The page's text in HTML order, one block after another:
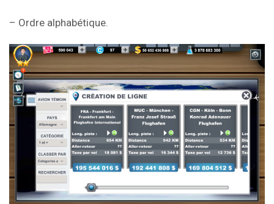
– Ordre alphabétique.